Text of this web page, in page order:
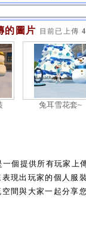
的圖片 目前已上傳 4
兔耳雪花套~
一個提供所有玩家上
現出玩家的個人服
間與大家一起分享